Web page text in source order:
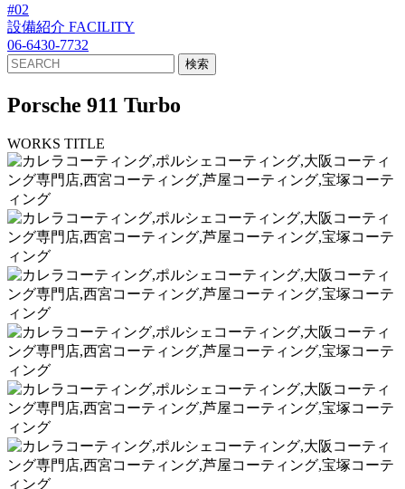
#02
設備紹介 FACILITY
06-6430-7732
Porsche 911 Turbo
WORKS TITLE